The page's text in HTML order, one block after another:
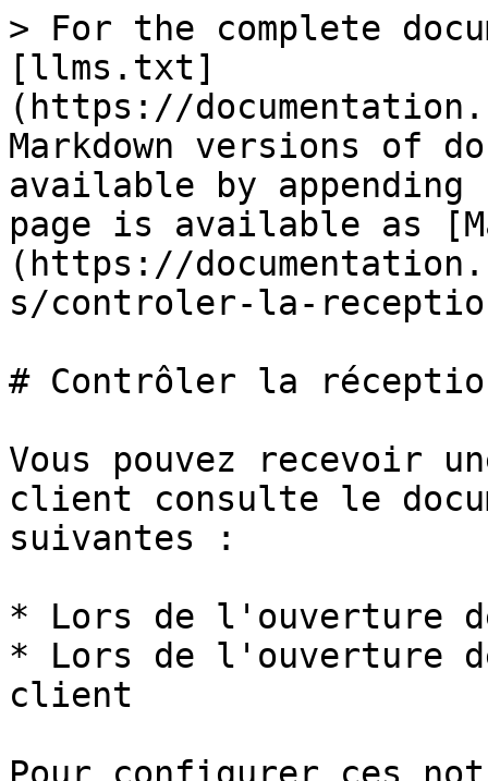
> For the complete
[llms.txt]
(https://
Markdown versions of
available by
page is available as
(https://
s/controler-la-
# Contrôler la
Vous pouvez recevoir
client consulte le
suivantes :
* Lors de l'ouverture
* Lors de l'ouverture
client